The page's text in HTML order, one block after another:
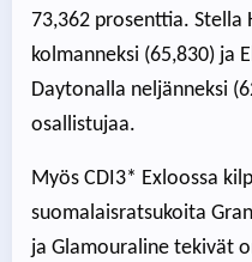
73,362 prosenttia. Stella
kolmanneksi (65,830) ja
Daytonalla neljänneksi
osallistujaa.
Myös CDI3* Exloossa
suomalaisratsukoita
ja Glamouraline tekivät